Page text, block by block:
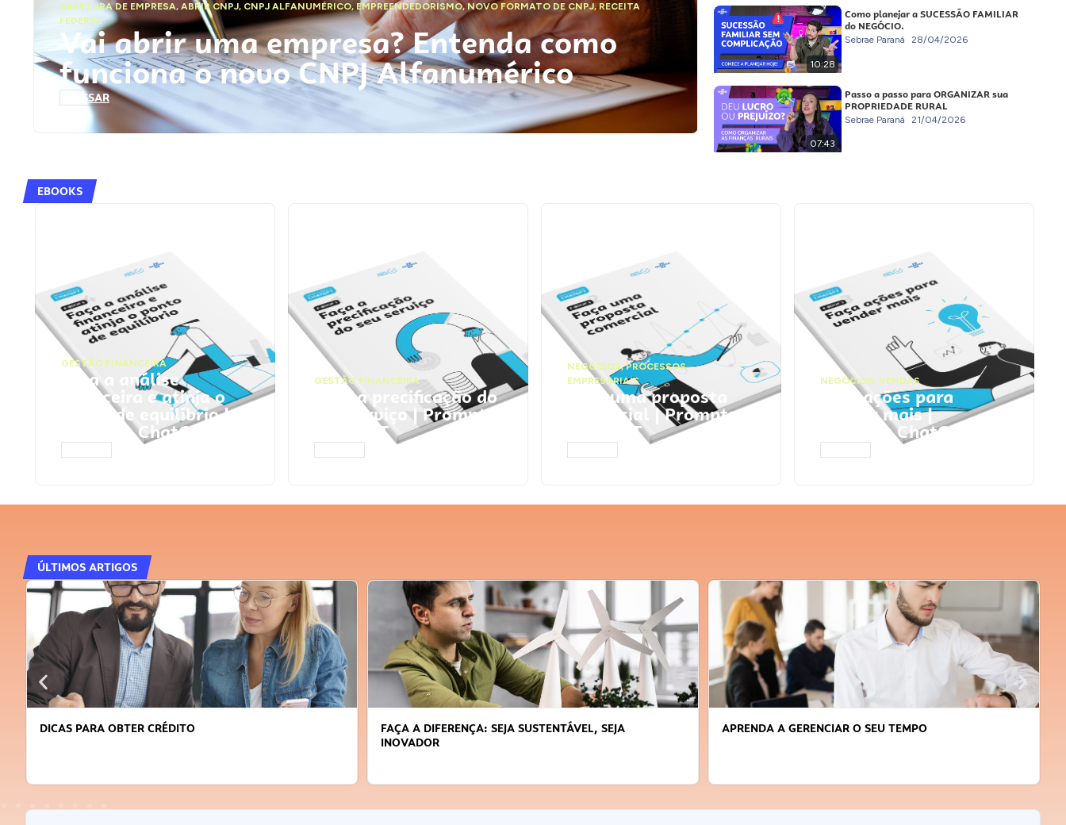
ABERTURA DE EMPRESA,ABRIR CNPJ, CNPJ ALFANUMÉRICO, EMPREENDEDORISMO,NOVO FORMATO DE CNPJ,RECEITA
FEDERAL
Vai abrir uma empresa? Entenda como
funciona o novo CNPJ Alfanumérico
ACESSAR
10:28
Como planejar a SUCESSÃO FAMILIAR
do NEGÓCIO.
Sebrae Paraná 28/04/2026
07:43
Passo a passo para ORGANIZAR sua
PROPRIEDADE RURAL
Sebrae Paraná 21/04/2026
EBOOKS
GESTÃO FINANCEIRA
Faça a análise
financeira e atinja o
ponto de equilíbrio |
Prompts ChatGPT
GESTÃO FINANCEIRA
Faça a precificação do
seu serviço | Prompts
ChatGPT
NEGÓCIOS,PROCESSOS
EMPRESARIAIS
Faça uma proposta
comercial | Prompts
ChatGPT
NEGÓCIOS, VENDAS
Faça ações para
vender mais |
Prompts ChatGPT
ÚLTIMOS ARTIGOS
DICAS PARA OBTER CRÉDITO
FAÇA A DIFERENÇA: SEJA SUSTENTÁVEL, SEJA
INOVADOR
APRENDA A GERENCIAR O SEU TEMPO